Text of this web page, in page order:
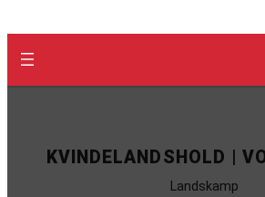
KVINDELANDSHOLD |
Landskamp